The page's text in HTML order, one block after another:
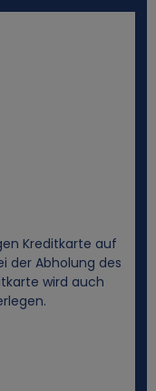
Kreditkarte auf
der Abholung des
wird auch